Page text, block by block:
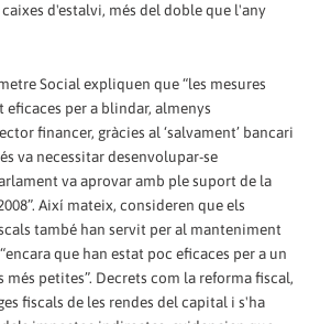
d'estalvi, més del doble que l'any
Social expliquen que “les mesures
per a blindar, almenys
financer, gràcies al ‘salvament’ bancari
va necessitar desenvolupar-se
va aprovar amb ple suport de la
Així mateix, consideren que els
també han servit per al manteniment
que han estat poc eficaces per a un
petites”. Decrets com la reforma fiscal,
fiscals de les rendes del capital i s'ha